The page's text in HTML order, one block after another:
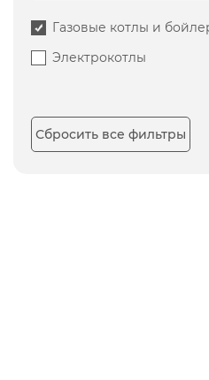
Газовые котлы и
Электрокотлы
Сбросить все фильтры